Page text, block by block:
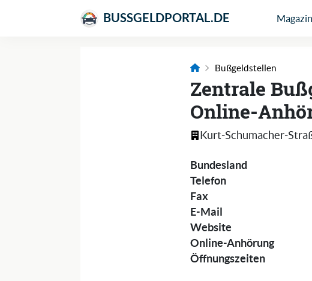
BUSSGELDPORTAL.DE Magazin
Bußgeldstellen
Zentrale
Online-
Kurt-Schumacher-
Bundesland
Telefon
Fax
E-Mail
Website
Online-Anhörung
Öffnungszeiten